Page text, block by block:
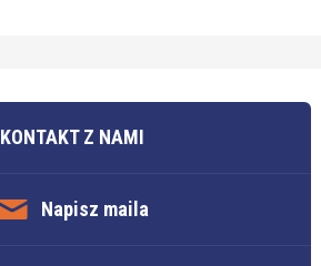
KONTAKT Z NAMI
Napisz maila